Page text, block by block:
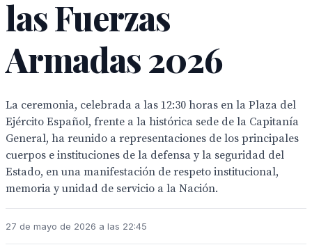
las Fuerzas
Armadas 2026
La ceremonia, celebrada a las 12:30 horas en la Plaza del
Ejército Español, frente a la histórica sede de la Capitanía
General, ha reunido a representaciones de los principales
cuerpos e instituciones de la defensa y la seguridad del
Estado, en una manifestación de respeto institucional,
memoria y unidad de servicio a la Nación.
27 de mayo de 2026 a las 22:45